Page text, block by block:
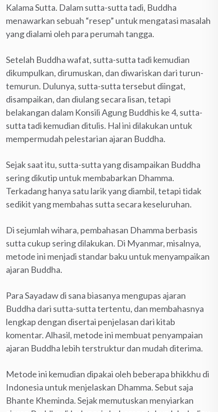
Kalama Sutta. Dalam sutta-sutta tadi, Buddha
menawarkan sebuah “resep” untuk mengatasi masalah
yang dialami oleh para perumah tangga.
Setelah Buddha wafat, sutta-sutta tadi kemudian
dikumpulkan, dirumuskan, dan diwariskan dari turun-
temurun. Dulunya, sutta-sutta tersebut diingat,
disampaikan, dan diulang secara lisan, tetapi
belakangan dalam Konsili Agung Buddhis ke 4, sutta-
sutta tadi kemudian ditulis. Hal ini dilakukan untuk
mempermudah pelestarian ajaran Buddha.
Sejak saat itu, sutta-sutta yang disampaikan Buddha
sering dikutip untuk membabarkan Dhamma.
Terkadang hanya satu larik yang diambil, tetapi tidak
sedikit yang membahas sutta secara keseluruhan.
Di sejumlah wihara, pembahasan Dhamma berbasis
sutta cukup sering dilakukan. Di Myanmar, misalnya,
metode ini menjadi standar baku untuk menyampaikan
ajaran Buddha.
Para Sayadaw di sana biasanya mengupas ajaran
Buddha dari sutta-sutta tertentu, dan membahasnya
lengkap dengan disertai penjelasan dari kitab
komentar. Alhasil, metode ini membuat penyampaian
ajaran Buddha lebih terstruktur dan mudah diterima.
Metode ini kemudian dipakai oleh beberapa bhikkhu di
Indonesia untuk menjelaskan Dhamma. Sebut saja
Bhante Kheminda. Sejak memutuskan menyiarkan